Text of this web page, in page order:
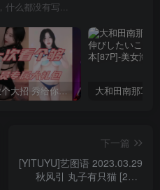
什么都没有写...
【放个大招 秀给你】赞助VIP，全站无限制任意下载巨量福利资源打包！【VIP优惠中】
下一篇
[YITUYU]艺图语 2023.03.29
秋风引 丸子有只猫 [25P-